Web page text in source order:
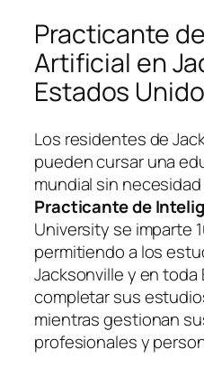
Practicante
Artificial en
Estados
Los residentes de
pueden cursar una
mundial sin
Practicante de
University se imparte
permitiendo a los
Jacksonville y en toda
completar sus
mientras gestionan
profesionales y